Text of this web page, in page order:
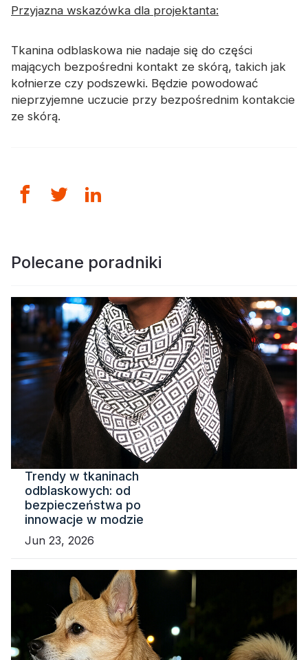
Przyjazna wskazówka dla projektanta:
Tkanina odblaskowa nie nadaje się do części
mających bezpośredni kontakt ze skórą, takich jak
kołnierze czy podszewki. Będzie powodować
nieprzyjemne uczucie przy bezpośrednim kontakcie
ze skórą.
Polecane poradniki
Trendy w tkaninach
odblaskowych: od
bezpieczeństwa po
innowacje w modzie
Jun 23, 2026